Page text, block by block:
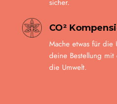
sicher.
CO²
Mache etwas für die
deine Bestellung
die Umwelt.